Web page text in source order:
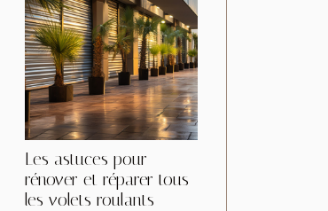
Les astuces pour
rénover et réparer tous
les volets roulants